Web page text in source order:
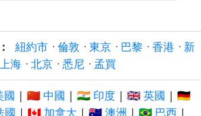
紐約市 · 倫敦 · 東京 · 巴黎 · 香港 · 新
上海 · 北京 · 悉尼 · 孟買
國 | 🇨🇳 中國 | 🇮🇳 印度 | 🇬🇧 英國 | 🇩🇪
國 | 🇨🇦 加拿大 | 🇦🇺 澳洲 | 🇧🇷 巴西 |